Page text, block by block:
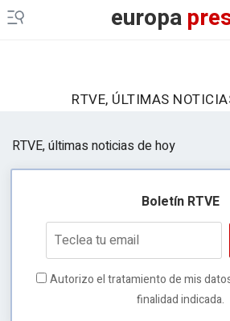
europa
RTVE, ÚLTIMAS
RTVE, últimas noticias de hoy
Boletín RTVE
Autorizo el tratamiento de mis
finalidad indicada.